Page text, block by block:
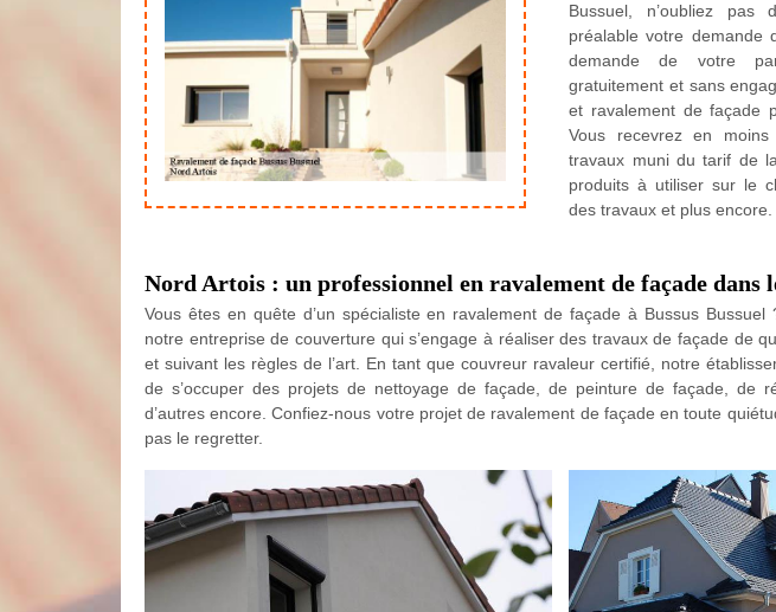
Bussuel, n’oubliez
préalable votre demande
demande de votre
gratuitement et sans
et ravalement de façade
Vous recevrez en
travaux muni du tarif de
produits à utiliser sur le
des travaux et plus encore.
Nord Artois : un professionnel en ravalement de façade dans
Vous êtes en quête d’un spécialiste en ravalement de façade à Bussus Bussuel
notre entreprise de couverture qui s’engage à réaliser des travaux de façade de
et suivant les règles de l’art. En tant que couvreur ravaleur certifié, notre
de s’occuper des projets de nettoyage de façade, de peinture de façade, de
d’autres encore. Confiez-nous votre projet de ravalement de façade en toute
pas le regretter.